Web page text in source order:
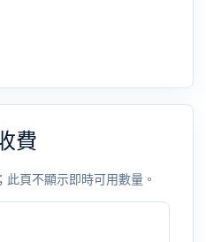
費
頁不顯示即時可用數量。